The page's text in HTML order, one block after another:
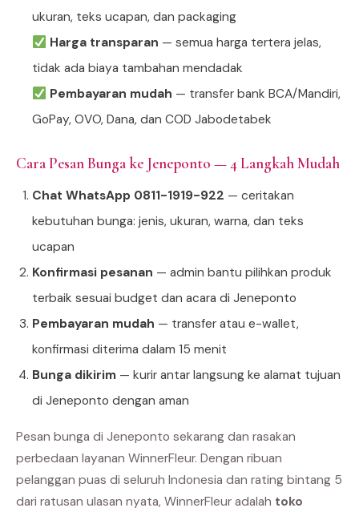
ukuran, teks ucapan, dan packaging
Harga transparan — semua harga tertera jelas,
tidak ada biaya tambahan mendadak
Pembayaran mudah — transfer bank BCA/Mandiri,
GoPay, OVO, Dana, dan COD Jabodetabek
Cara Pesan Bunga ke Jeneponto — 4 Langkah Mudah
Chat WhatsApp 0811-1919-922 — ceritakan
kebutuhan bunga: jenis, ukuran, warna, dan teks
ucapan
Konfirmasi pesanan — admin bantu pilihkan produk
terbaik sesuai budget dan acara di Jeneponto
Pembayaran mudah — transfer atau e-wallet,
konfirmasi diterima dalam 15 menit
Bunga dikirim — kurir antar langsung ke alamat tujuan
di Jeneponto dengan aman
Pesan bunga di Jeneponto sekarang dan rasakan
perbedaan layanan WinnerFleur. Dengan ribuan
pelanggan puas di seluruh Indonesia dan rating bintang 5
dari ratusan ulasan nyata, WinnerFleur adalah toko